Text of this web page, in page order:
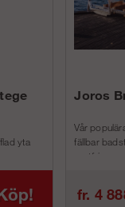
yta
Joros
Vår
fällbar
rostfri...
fr. 4